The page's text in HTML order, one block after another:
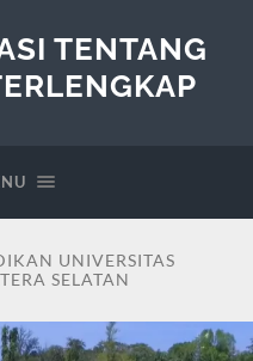
TENTANG
UNIVERSITAS
SELATAN